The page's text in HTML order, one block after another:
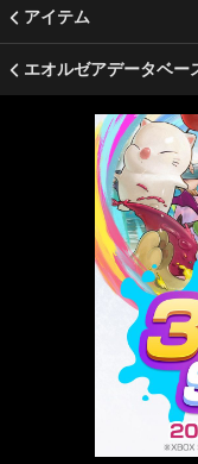
アイテム
エオルゼアデータベー